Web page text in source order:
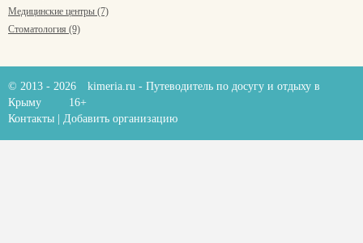
Медицинские центры (7)
Стоматология (9)
© 2013 - 2026 kimeria.ru - Путеводитель по досугу и отдыху в
Крыму
16+
Контакты
Добавить организацию